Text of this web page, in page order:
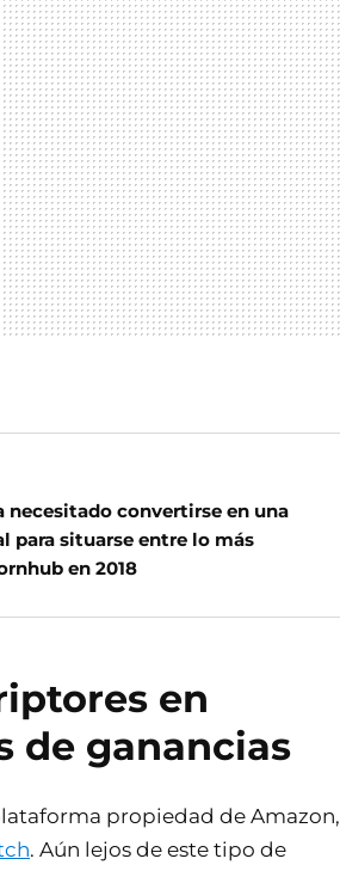
necesitado convertirse en una
para situarse entre lo más
en 2018
en
de ganancias
propiedad de Amazon,
. Aún lejos de este tipo de